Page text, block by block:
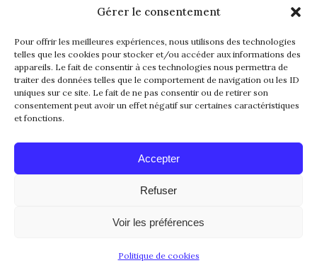
Gérer le consentement
Pour offrir les meilleures expériences, nous utilisons des technologies
telles que les cookies pour stocker et/ou accéder aux informations des
appareils. Le fait de consentir à ces technologies nous permettra de
traiter des données telles que le comportement de navigation ou les ID
uniques sur ce site. Le fait de ne pas consentir ou de retirer son
consentement peut avoir un effet négatif sur certaines caractéristiques
et fonctions.
Accepter
Refuser
Voir les préférences
Politique de cookies
Alternative:
© 2016-2026. All Rights Reserved. Made with